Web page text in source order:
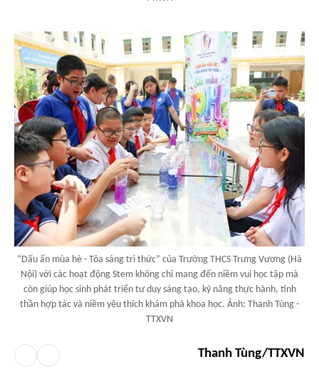
“Dấu ấn mùa hè - Tỏa sáng tri thức” của Trường THCS Trưng Vương (Hà
Nội) với các hoạt động Stem không chỉ mang đến niềm vui học tập mà
còn giúp học sinh phát triển tư duy sáng tạo, kỹ năng thực hành, tinh
thần hợp tác và niềm yêu thích khám phá khoa học. Ảnh: Thanh Tùng -
TTXVN
Thanh Tùng/TTXVN